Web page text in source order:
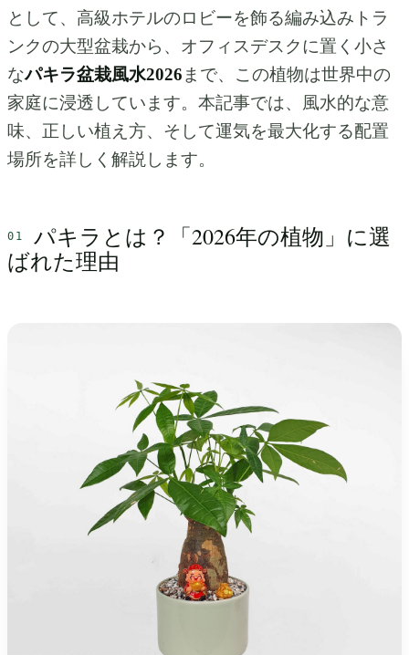
として、高級ホテルのロビーを飾る編み込みトラ
ンクの大型盆栽から、オフィスデスクに置く小さ
なパキラ盆栽風水2026 まで、この植物は世界中の
家庭に浸透しています。本記事では、風水的な意
味、正しい植え方、そして運気を最大化する配置
場所を詳しく解説します。
パキラとは？「2026年の植物」に選
ばれた理由